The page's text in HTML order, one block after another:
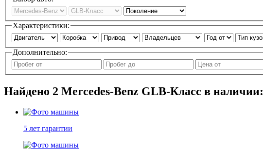
Характеристики:
Дополнительно:
Найдено 2 Mercedes-Benz GLB-Класс в наличии:
5 лет гарантии